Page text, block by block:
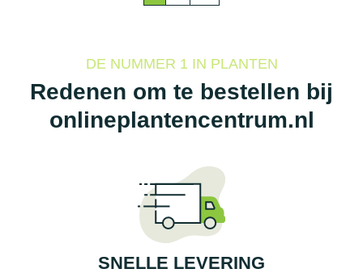
gekozen
worden
op
DE NUMMER 1 IN PLANTEN
Redenen om te bestellen bij
onlineplantencentrum.nl
SNELLE LEVERING